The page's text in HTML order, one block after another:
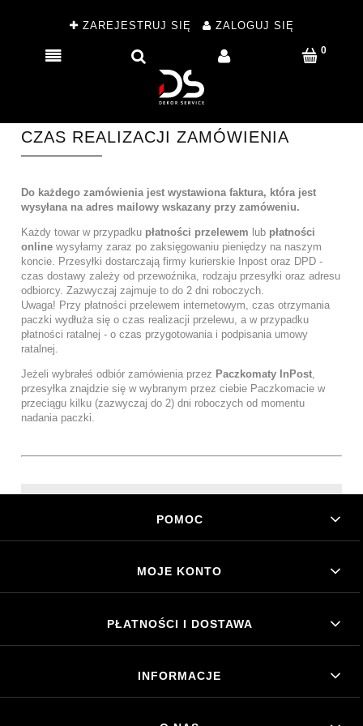
ZAREJESTRUJ SIĘ ZALOGUJ SIĘ
CZAS REALIZACJI ZAMÓWIENIA
Do każdego zamówienia jest wystawiona faktura, która jest
wysyłana na adres mailowy wskazany przy zamóweniu.
Każdy towar w przypadku płatności przelewem lub płatności
online wysyłamy zaraz po zaksięgowaniu pieniędzy na naszym
koncie. Przesyłki dostarczają firmy kurierskie Inpost oraz DPD -
czas dostawy zależy od przewoźnika, rodzaju przesyłki oraz adresu
odbiorcy. Zazwyczaj zajmuje to do 2 dni roboczych.
Uwaga! Przy płatności przelewem internetowym, czas otrzymania
paczki wydłuża się o czas realizacji przelewu, a w przypadku
płatności ratalnej - o czas przygotowania i podpisania umowy
ratalnej.
Jeżeli wybrałeś odbiór zamówienia przez Paczkomaty InPost
przesyłka znajdzie się w wybranym przez ciebie Paczkomacie w
przeciągu kilku (zazwyczaj do 2) dni roboczych od momentu
nadania paczki.
POMOC
MOJE KONTO
PŁATNOŚCI I DOSTAWA
INFORMACJE